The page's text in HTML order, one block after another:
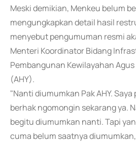
Meski demikian, Menkeu belum
mengungkapkan detail hasil
menyebut pengumuman resmi
Menteri Koordinator Bidang
Pembangunan Kewilayahan
(AHY).
"Nanti diumumkan Pak AHY.
berhak ngomongin sekarang ya.
begitu diumumkan nanti. Tapi
cuma belum saatnya